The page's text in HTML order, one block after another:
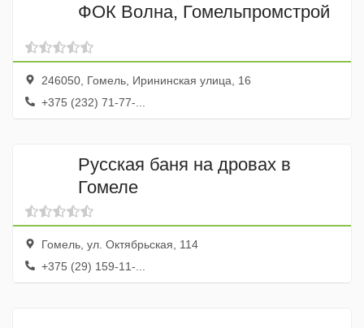
ФОК Волна, Гомельпромстрой
246050, Гомель, Ирининская улица, 16
+375 (232) 71-77-...
Русская баня на дровах в
Гомеле
Гомель, ул. Октябрьская, 114
+375 (29) 159-11-...